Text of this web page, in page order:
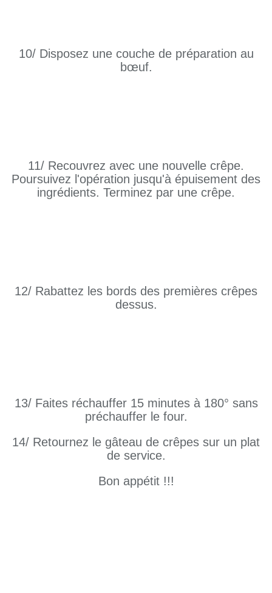
10/ Disposez une couche de préparation au
bœuf.
11/ Recouvrez avec une nouvelle crêpe.
Poursuivez l'opération jusqu'à épuisement des
ingrédients. Terminez par une crêpe.
12/ Rabattez les bords des premières crêpes
dessus.
13/ Faites réchauffer 15 minutes à 180° sans
préchauffer le four.
14/ Retournez le gâteau de crêpes sur un plat
de service.
Bon appétit !!!